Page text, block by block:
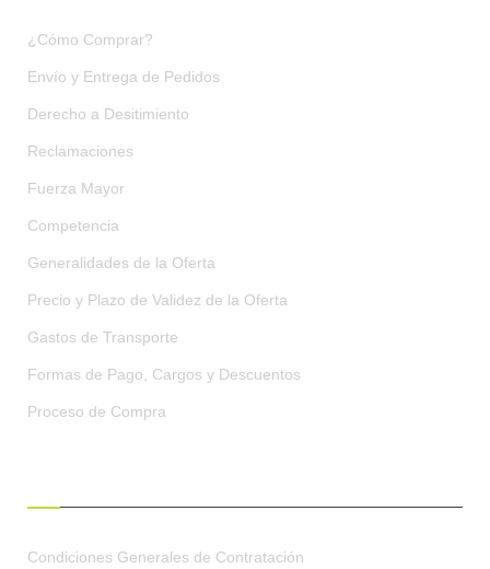
¿Cómo Comprar?
Envío y Entrega de Pedidos
Derecho a Desitimiento
Reclamaciones
Fuerza Mayor
Competencia
Generalidades de la Oferta
Precio y Plazo de Validez de la Oferta
Gastos de Transporte
Formas de Pago, Cargos y Descuentos
Proceso de Compra
Condiciones Generales de Contratación